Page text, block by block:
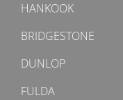
HANKOOK
BRIDGESTONE
DUNLOP
FULDA